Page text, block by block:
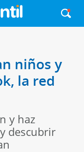
niños y
la red
y haz
descubrir